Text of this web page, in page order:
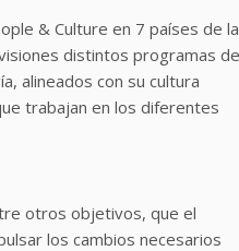
& Culture en 7 países de la
distintos programas de
alineados con su cultura
trabajan en los diferentes
otros objetivos, que el
los cambios necesarios